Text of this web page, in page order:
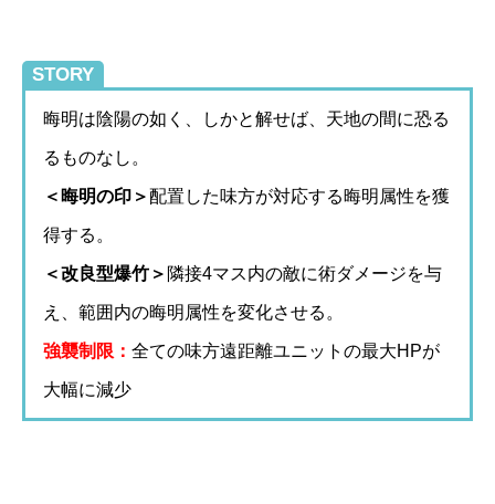
STORY
晦明は陰陽の如く、しかと解せば、天地の間に恐る
るものなし。
＜晦明の印＞配置した味方が対応する晦明属性を獲
得する。
＜改良型爆竹＞ 隣接4マス内の敵に術ダメージを与
え、範囲内の晦明属性を変化させる。
強襲制限： 全ての味方遠距離ユニットの最大HPが
大幅に減少